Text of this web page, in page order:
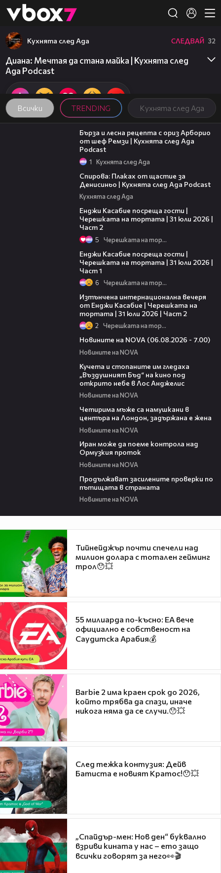
👾
Всички TRENDING Кухнята след Ада
Кухнята след Ада СЛЕДВАЙ 32
Диана: Мечтая да стана майка | Кухнята след
Ада Podcast
18:45
Бърза и лесна рецепта с ориз Арборио
от шеф Ремзи | Кухнята след Ада
Podcast
1 Кухнята след Ада
Спирова: Плаках от щастие за
Денисиньо | Кухнята след Ада Podcast
Кухнята след Ада
Енджи Касабие посреща гости |
Черешката на тортата | 31 юли 2026 |
Част 2
5 Черешката на тортата
Енджи Касабие посреща гости |
Черешката на тортата | 31 юли 2026 |
Част 1
6 Черешката на тортата
Изтънчена интернационална вечеря
от Енджи Касабие | Черешката на
тортата | 31 юли 2026 | Част 2
2 Черешката на тортата
Новините на NOVA (06.08.2026 - 7.00)
Новините на NOVA
Кучета и стопаните им гледаха
„Въздушният Бъд“ на кино под
открито небе в Лос Анджелис
Новините на NOVA
Четирима мъже са намушкани в
центъра на Лондон, задържана е жена
Новините на NOVA
Иран може да поеме контрола над
Ормузкия проток
Новините на NOVA
Продължават засилените проверки по
пътищата в страната
Новините на NOVA
Тийнейджър почти спечели над
милион долара с тотален гейминг
трол😯💥
55 милиарда по-късно: EA вече
официално е собственост на
Саудитска Арабия💰
Barbie 2 има краен срок до 2026,
който трябва да спази, иначе
никога няма да се случи.😯💥
След тежка контузия: Дейв
Батиста е новият Кратос!😯💥
„Спайдър-мен: Нов ден“ буквално
взриви кината у нас – ето защо
всички говорят за него👀🎬